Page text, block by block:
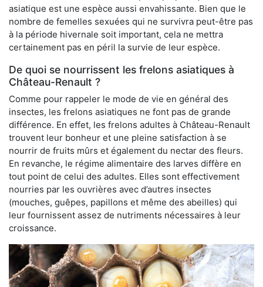
asiatique est une espèce aussi envahissante. Bien que le
nombre de femelles sexuées qui ne survivra peut-être pas
à la période hivernale soit important, cela ne mettra
certainement pas en péril la survie de leur espèce.
De quoi se nourrissent les frelons asiatiques à
Château-Renault ?
Comme pour rappeler le mode de vie en général des
insectes, les frelons asiatiques ne font pas de grande
différence. En effet, les frelons adultes à Château-Renault
trouvent leur bonheur et une pleine satisfaction à se
nourrir de fruits mûrs et également du nectar des fleurs.
En revanche, le régime alimentaire des larves diffère en
tout point de celui des adultes. Elles sont effectivement
nourries par les ouvrières avec d’autres insectes
(mouches, guêpes, papillons et même des abeilles) qui
leur fournissent assez de nutriments nécessaires à leur
croissance.